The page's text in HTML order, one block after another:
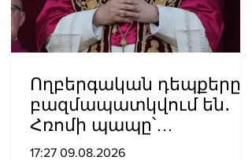
Ողբերգական դեպքերը
բազմապատկվում են․
Հռոմի պապը՝
Ուկրաինայի
17:27 09.08.2026